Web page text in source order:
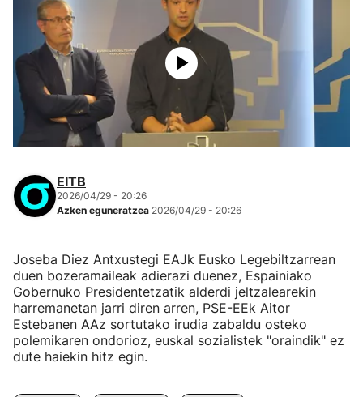
EITB
2026/04/29 - 20:26
Azken eguneratzea 2026/04/29 - 20:26
Joseba Diez Antxustegi EAJk Eusko Legebiltzarrean
duen bozeramaileak adierazi duenez, Espainiako
Gobernuko Presidentetzatik alderdi jeltzalearekin
harremanetan jarri diren arren, PSE-EEk Aitor
Estebanen AAz sortutako irudia zabaldu osteko
polemikaren ondorioz, euskal sozialistek "oraindik" ez
dute haiekin hitz egin.